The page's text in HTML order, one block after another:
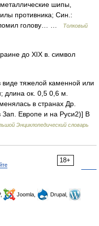
шипы,
противника; Син.:
голову… …
Толковый
до XIX в. символ
тяжелой каменной или
длина ок. 0,5 0,6 м.
в странах Др.
Зап. Европе и на Руси2)] В
Энциклопедический словарь
18+
Joomla,
Drupal,